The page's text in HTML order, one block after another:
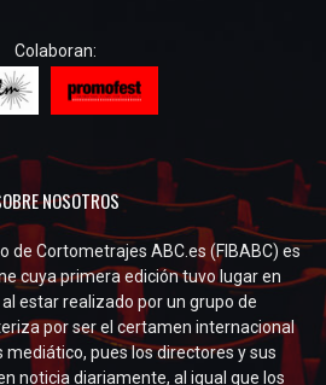
Colaboran:
NOSOTROS
de Cortometrajes ABC.es (FIBABC) es
cuya primera edición tuvo lugar en
estar realizado por un grupo de
por ser el certamen internacional
pues los directores y sus
noticia diariamente, al igual que los